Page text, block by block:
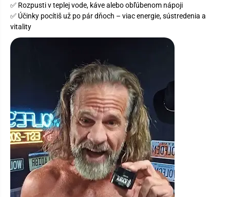
✅ Rozpusti v teplej vode, káve alebo obľúbenom nápoji
✅ Účinky pocítiš už po pár dňoch – viac energie, sústredenia a
vitality